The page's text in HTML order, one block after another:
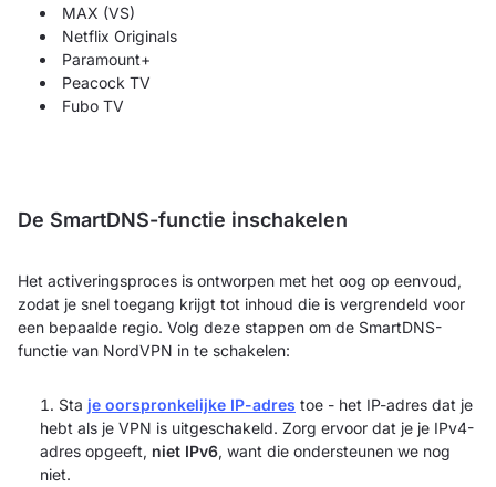
MAX (VS)
Netflix Originals
Paramount+
Peacock TV
Fubo TV
De SmartDNS-functie inschakelen
Het activeringsproces is ontworpen met het oog op eenvoud,
zodat je snel toegang krijgt tot inhoud die is vergrendeld voor
een bepaalde regio. Volg deze stappen om de SmartDNS-
functie van NordVPN in te schakelen:
Sta je oorspronkelijke IP-adres toe - het IP-adres dat je
hebt als je VPN is uitgeschakeld. Zorg ervoor dat je je IPv4-
adres opgeeft, niet IPv6, want die ondersteunen we nog
niet.